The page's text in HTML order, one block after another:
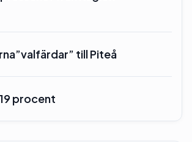
till Piteå
procent